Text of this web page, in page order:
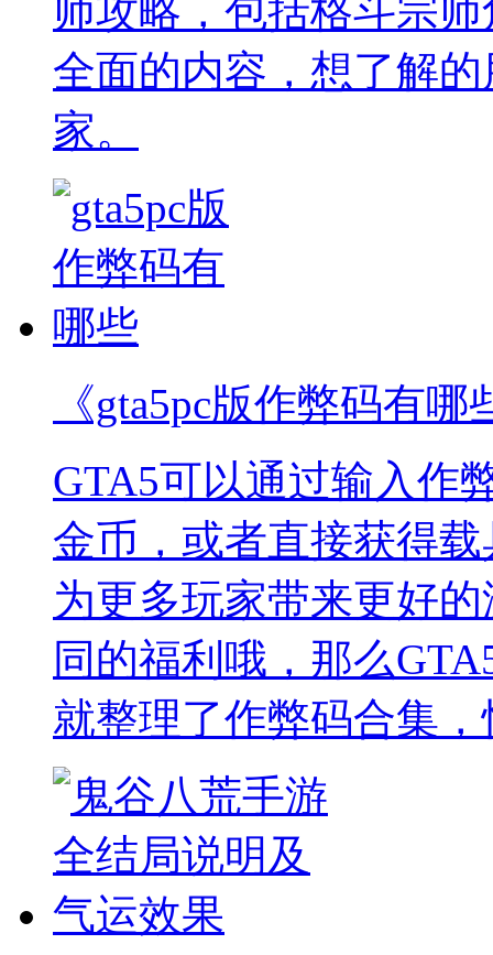
师攻略，包括格斗宗
全面的内容，想了解
家。
《gta5pc版作弊码有哪
GTA5可以通过输入作
金币，或者直接获得
为更多玩家带来更好
同的福利哦，那么
就整理了作弊码合集